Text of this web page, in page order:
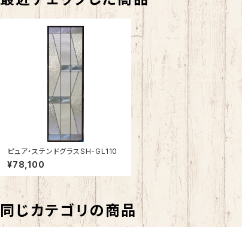
ピュア・ステンドグラスSH-GL110
¥78,100
同じカテゴリの商品